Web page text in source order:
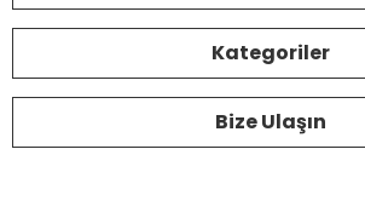
Kategoriler
Bize Ulaşın